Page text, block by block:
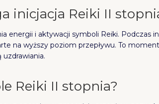
inicjacja Reiki II
energii i aktywacji symboli Reiki. Podczas
na wyższy poziom przepływu. To
uzdrawiania.
Reiki II stopnia?